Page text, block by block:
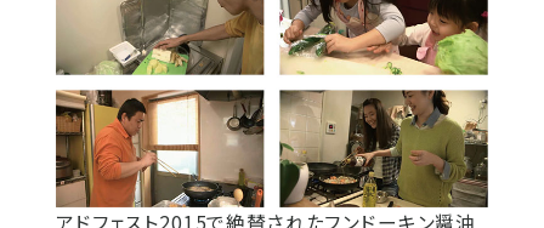
アドフェスト2015で絶賛されたフンドーキン醤油